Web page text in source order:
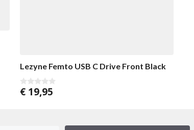
Lezyne Femto USB C Drive Front Black
0
v
€ 19,95